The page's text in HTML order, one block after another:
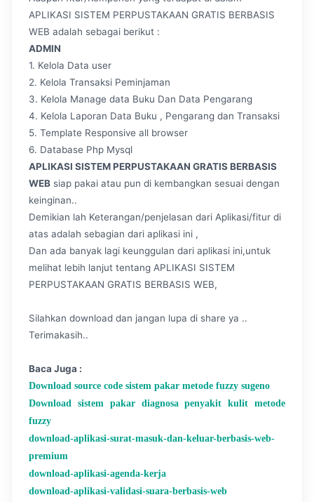
APLIKASI SISTEM PERPUSTAKAAN GRATIS BERBASIS
WEB adalah sebagai berikut :
ADMIN
1. Kelola Data user
2. Kelola Transaksi Peminjaman
3. Kelola Manage data Buku Dan Data Pengarang
4. Kelola Laporan Data Buku , Pengarang dan Transaksi
5. Template Responsive all browser
6. Database Php Mysql
APLIKASI SISTEM PERPUSTAKAAN GRATIS BERBASIS
WEB siap pakai atau pun di kembangkan sesuai dengan
keinginan..
Demikian lah Keterangan/penjelasan dari Aplikasi/fitur di
atas adalah sebagian dari aplikasi ini ,
Dan ada banyak lagi keunggulan dari aplikasi ini,untuk
melihat lebih lanjut tentang APLIKASI SISTEM
PERPUSTAKAAN GRATIS BERBASIS WEB,
Silahkan download dan jangan lupa di share ya ..
Terimakasih..
Baca Juga :
Download source code sistem pakar metode fuzzy sugeno
Download sistem pakar diagnosa penyakit kulit metode
fuzzy
download-aplikasi-surat-masuk-dan-keluar-berbasis-web-
premium
download-aplikasi-agenda-kerja
download-aplikasi-validasi-suara-berbasis-web